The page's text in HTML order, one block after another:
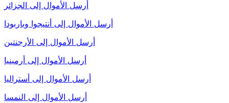
أرسل الأموال إلى الجزائر
أرسل الأموال إلى أنتيجوا وباربودا
أرسل الأموال إلى الأرجنتين
أرسل الأموال إلى أرمينيا
أرسل الأموال إلى أستراليا
أرسل الأموال إلى النمسا